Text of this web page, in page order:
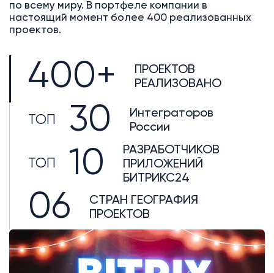
по всему миру. В портфеле компании в
настоящий момент более 400 реализованных
проектов.
400+
ПРОЕКТОВ
РЕАЛИЗОВАНО
ТОП 30
Интеграторов
России
ТОП 10
РАЗРАБОТЧИКОВ
ПРИЛОЖЕНИЙ
БИТРИКС24
06
СТРАН ГЕОГРАФИЯ
ПРОЕКТОВ